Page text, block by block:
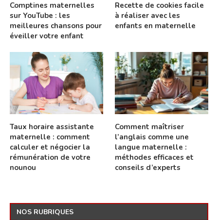
Comptines maternelles
sur YouTube : les
meilleures chansons pour
éveiller votre enfant
Recette de cookies facile
à réaliser avec les
enfants en maternelle
Taux horaire assistante
maternelle : comment
calculer et négocier la
rémunération de votre
nounou
Comment maîtriser
l’anglais comme une
langue maternelle :
méthodes efficaces et
conseils d’experts
NOS RUBRIQUES